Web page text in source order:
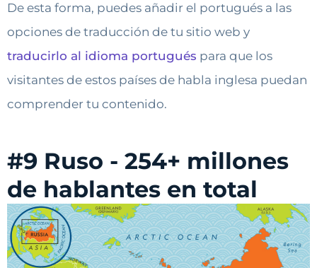
De esta forma, puedes añadir el portugués a las
opciones de traducción de tu sitio web y
traducirlo al idioma portugués para que los
visitantes de estos países de habla inglesa puedan
comprender tu contenido.
#9 Ruso - 254+ millones
de hablantes en total